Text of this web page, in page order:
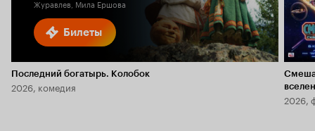
Билеты
Журавлев, Мила Ершова
Последний богатырь. Колобок
2026, комедия
2026,